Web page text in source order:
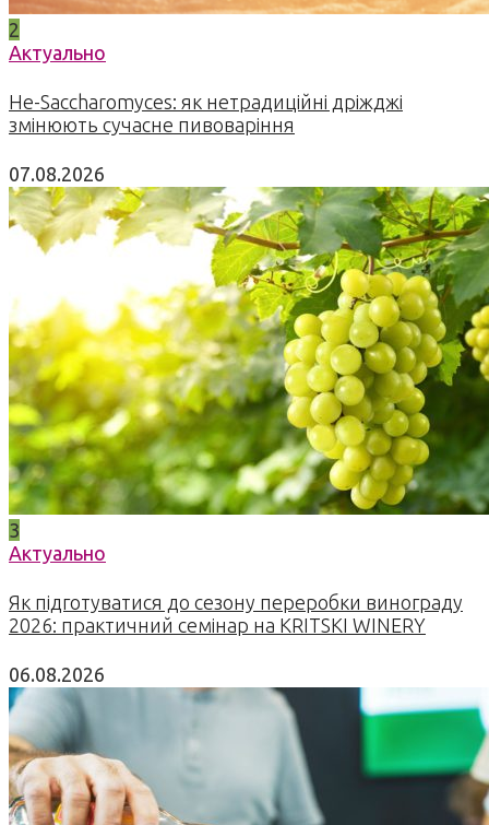
2
Актуально
Не-Saccharomyces: як нетрадиційні дріжджі
змінюють сучасне пивоваріння
07.08.2026
3
Актуально
Як підготуватися до сезону переробки винограду
2026: практичний семінар на KRITSKI WINERY
06.08.2026